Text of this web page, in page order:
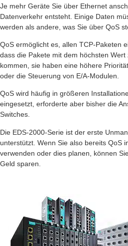
Je mehr Geräte Sie über Ethernet
Datenverkehr entsteht. Einige Daten
werden als andere, was Sie über QoS
QoS ermöglicht es, allen TCP-Paketen
dass die Pakete mit dem höchsten
kommen, sie haben eine höhere
oder die Steuerung von E/A-Modulen.
QoS wird häufig in größeren
eingesetzt, erforderte aber bisher die
Switches.
Die EDS-2000-Serie ist der erste
unterstützt. Wenn Sie also bereits QoS
verwenden oder dies planen, können
Geld sparen.